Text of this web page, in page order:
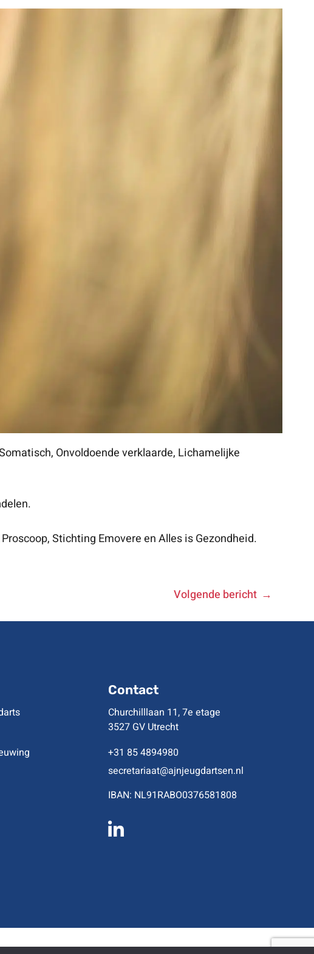
Onvoldoende verklaarde, Lichamelijke
Stichting Emovere en Alles is Gezondheid.
Volgende bericht
Contact
Churchilllaan 11, 7e etage
3527 GV Utrecht
+31 85 4894980
secretariaat@ajnjeugdartsen.nl
IBAN: NL91RABO0376581808